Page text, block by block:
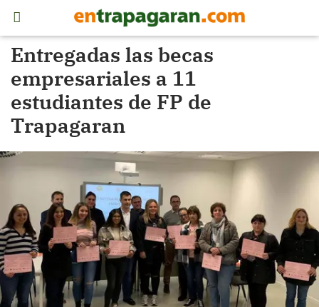
Entregadas las becas
empresariales a 11
estudiantes de FP de
Trapagaran